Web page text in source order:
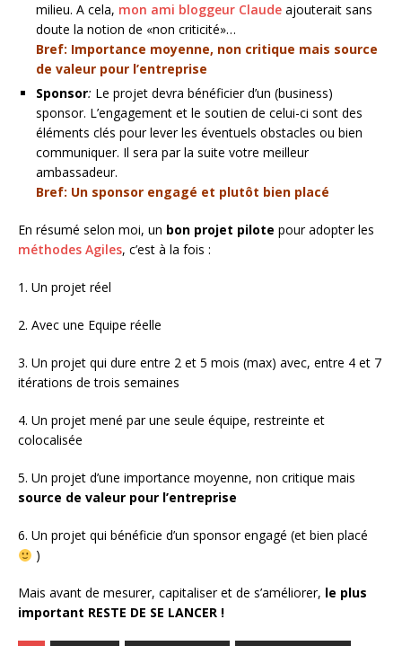
milieu. A cela, mon ami bloggeur Claude ajouterait sans
doute la notion de «non criticité»…
Bref: Importance moyenne, non critique mais source
de valeur pour l’entreprise
Sponsor: Le projet devra bénéficier d’un (business)
sponsor. L’engagement et le soutien de celui-ci sont des
éléments clés pour lever les éventuels obstacles ou bien
communiquer. Il sera par la suite votre meilleur
ambassadeur.
Bref: Un sponsor engagé et plutôt bien placé
En résumé selon moi, un bon projet pilote pour adopter les
méthodes Agiles, c’est à la fois :
1. Un projet réel
2. Avec une Equipe réelle
3. Un projet qui dure entre 2 et 5 mois (max) avec, entre 4 et 7
itérations de trois semaines
4. Un projet mené par une seule équipe, restreinte et
colocalisée
5. Un projet d’une importance moyenne, non critique mais
source de valeur pour l’entreprise
6. Un projet qui bénéficie d’un sponsor engagé (et bien placé
)
Mais avant de mesurer, capitaliser et de s’améliorer, le plus
important RESTE DE SE LANCER !